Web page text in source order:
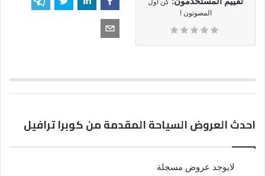
المصوتون !
احدث العروض السياحة المقدمة من كوبرا ترافيل
لايوجد عروض مسجلة